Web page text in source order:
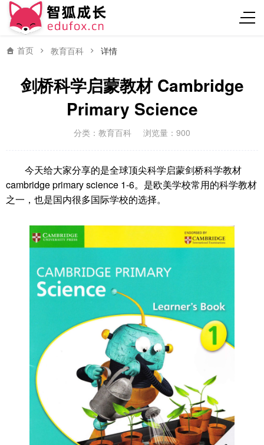
首页 教育百科 详情
剑桥科学启蒙教材 Cambridge
Primary Science
分类： 教育百科 浏览量：900
今天给大家分享的是全球顶尖科学启蒙剑桥科学教材
cambridge primary science 1-6。是欧美学校常用的科学教材
之一，也是国内很多国际学校的选择。